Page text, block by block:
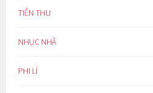
TIỄN THU
NHỤC NHÃ
PHI LÍ